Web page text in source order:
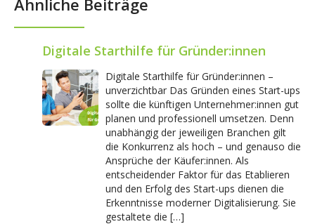
Digitale Starthilfe für Gründer:innen
Digitale Starthilfe für Gründer:innen –
unverzichtbar Das Gründen eines Start-ups
sollte die künftigen Unternehmer:innen gut
planen und professionell umsetzen. Denn
unabhängig der jeweiligen Branchen gilt
die Konkurrenz als hoch – und genauso die
Ansprüche der Käufer:innen. Als
entscheidender Faktor für das Etablieren
und den Erfolg des Start-ups dienen die
Erkenntnisse moderner Digitalisierung. Sie
gestaltete die […]